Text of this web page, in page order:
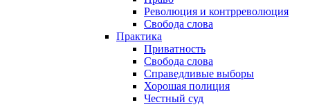
Революция и контрреволюция
Свобода слова
Практика
Приватность
Свобода слова
Справедливые выборы
Хорошая полиция
Честный суд